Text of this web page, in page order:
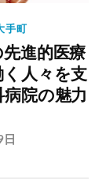
手町
進的医療
人々を支
院の魅力